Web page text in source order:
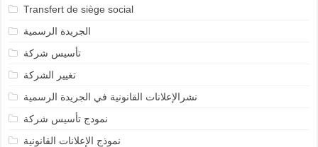
Transfert de siège social
الجريدة الرسمية
تأسيس شركة
تغيير الشركة
نشرالإعلانات القانونية في الجريدة الرسمية
نمودج تأسيس شركة
نموذج الإعلانات القانونية